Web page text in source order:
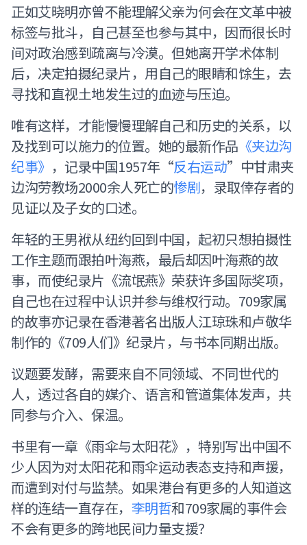
正如艾晓明亦曾不能理解父亲为何会在文革中被
标签与批斗，自己甚至也参与其中，因而很长时
间对政治感到疏离与冷漠。但她离开学术体制
后，决定拍摄纪录片，用自己的眼睛和馀生，去
寻找和直视土地发生过的血迹与压迫。
唯有这样，才能慢慢理解自己和历史的关系，以
及找到可以施力的位置。她的最新作品 《夹边沟
纪事》 ，记录中国1957年“反右运动”中甘肃夹
边沟劳教场2000余人死亡的惨剧，录取倖存者的
见证以及子女的口述。
年轻的王男袱从纽约回到中国，起初只想拍摄性
工作主题而跟拍叶海燕，最后却因叶海燕的故
事，而使纪录片《流氓燕》荣获许多国际奖项，
自己也在过程中认识并参与维权行动。709家属
的故事亦记录在香港著名出版人江琼珠和卢敬华
制作的《709人们》纪录片，与书本同期出版。
议题要发酵，需要来自不同领域、不同世代的
人，透过各自的媒介、语言和管道集体发声，共
同参与介入、保温。
书里有一章《雨伞与太阳花》，特别写出中国不
少人因为对太阳花和雨伞运动表态支持和声援，
而遭到对付与监禁。如果港台有更多的人知道这
样的连结一直存在， 李明哲和709家属的事件会
不会有更多的跨地民间力量支援？